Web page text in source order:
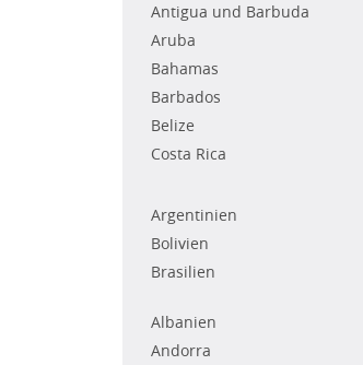
Antigua und Barbuda
Aruba
Bahamas
Barbados
Belize
Costa Rica
Argentinien
Bolivien
Brasilien
Albanien
Andorra